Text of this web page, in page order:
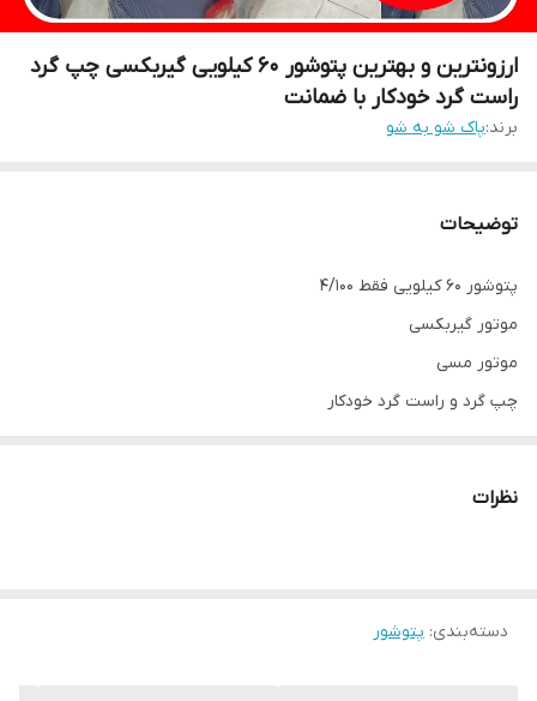
ارزونترین و بهترین پتوشور ۶۰ کیلویی گیربکسی چپ گرد
راست گرد خودکار با ضمانت
برند:پاک شو به شو
توضیحات
پتوشور ۶۰ کیلویی فقط ۴/۱۰۰
موتور گیربکسی
موتور مسی
چپ گرد و راست گرد خودکار
ارسال کرج پرداخت درب منزل
نظرات
دسته‌بندی: پتوشور